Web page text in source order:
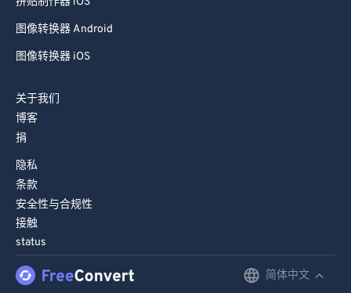
图像转换器 Android
图像转换器 iOS
关于我们
博客
捐
隐私
条款
安全性与合规性
接触
status
简体中文